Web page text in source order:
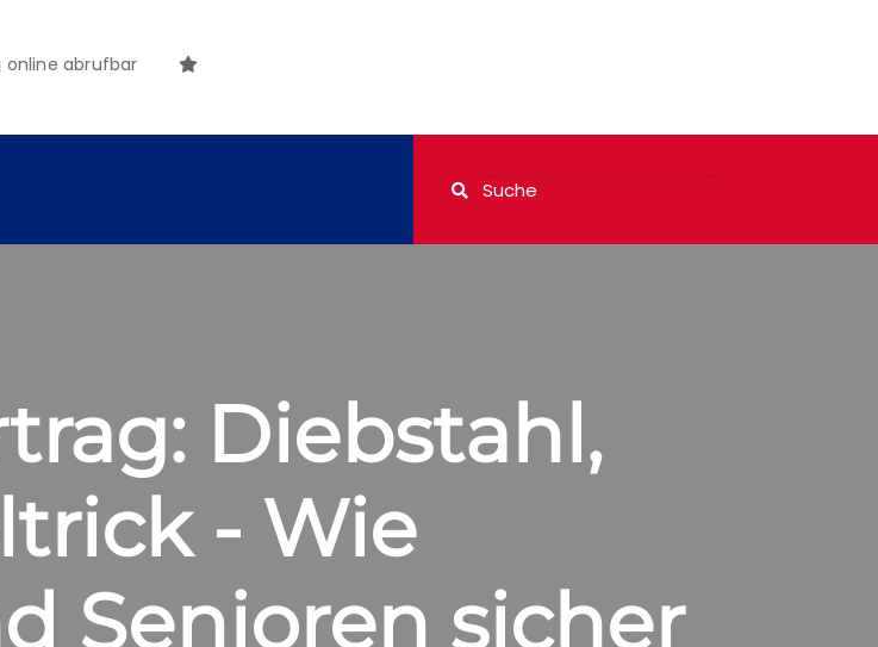
abrufbar
Diebstahl,
- Wie
Senioren sicher